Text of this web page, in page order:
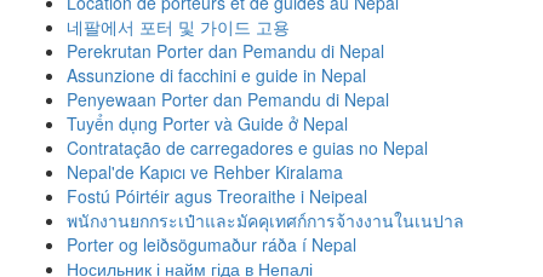
네팔에서 포터 및 가이드 고용
Perekrutan Porter dan Pemandu di Nepal
Assunzione di facchini e guide in Nepal
Penyewaan Porter dan Pemandu di Nepal
Tuyển dụng Porter và Guide ở Nepal
Contratação de carregadores e guias no Nepal
Nepal'de Kapıcı ve Rehber Kiralama
Fostú Póirtéir agus Treoraithe i Neipeal
พนักงานยกกระเป๋าและมัคคุเทศก์การจ้างงานในเนปาล
Porter og leiðsögumaður ráða í Nepal
Носильник і найм гіда в Непалі